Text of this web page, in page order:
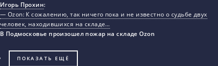
Игорь Прохин:
— Ozon: К сожалению, так ничего пока и не известно о судьбе двух
человек, находившихся на складе…
В Подмосковье произошел пожар на складе Ozon
ПОКАЗАТЬ ЕЩЁ